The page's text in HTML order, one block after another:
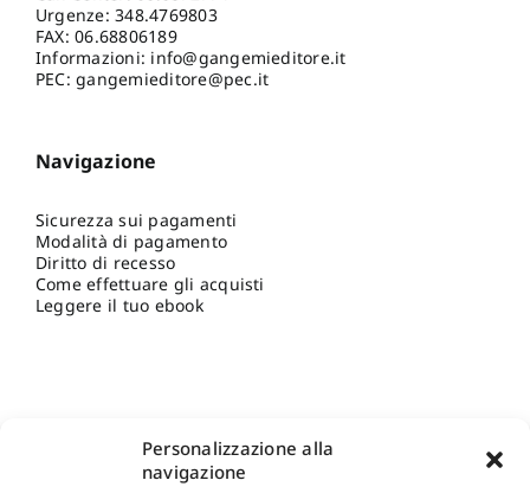
Personalizzazione alla
navigazione
Urgenze:348.4769803
FAX: 06.68806189
Informazioni: info@gangemieditore.it
PEC: gangemieditore@pec.it
Navigazione
Sicurezza sui pagamenti
Modalità di pagamento
Diritto di recesso
Come effettuare gli acquisti
Leggere il tuo ebook